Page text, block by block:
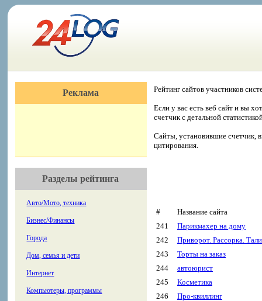
Реклама
Разделы рейтинга
Авто/Мото, техника
Бизнес/Финансы
Города
Дом, семья и дети
Интернет
Компьютеры, программы
Рейтинг сайтов участников
Если у вас есть веб сайт и вы
счетчик с детальной
Сайты, установившие счетчик,
цитирования.
#
Название сайта
241
Парикмахер на дому
242
Приворот. Рассорка.
243
Торты на заказ
244
автоюрист
245
Косметика
246
Про-квиллинг